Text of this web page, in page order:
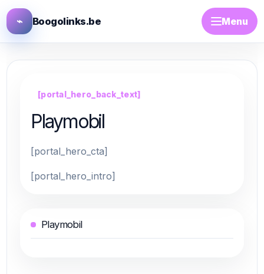
⌁ Boogolinks.be Menu
[portal_hero_back_text]
Playmobil
[portal_hero_cta]
[portal_hero_intro]
Playmobil